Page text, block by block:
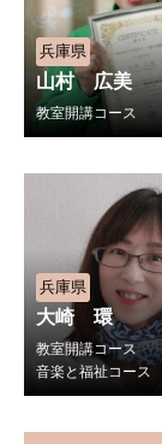
兵庫県
山村 広美
教室開講コース
兵庫県
大崎 環
教室開講コース
音楽と福祉コース